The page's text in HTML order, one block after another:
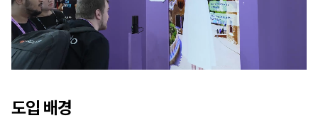
도입 배경